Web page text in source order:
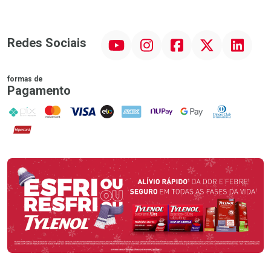
Redes Sociais InstagramFacebook Linkedin
formas de
Pagamento
PIX MasterCard
VISA ELO AMEX NuPay Google PayDiners Club
Hipercard
Promoção em Destaque